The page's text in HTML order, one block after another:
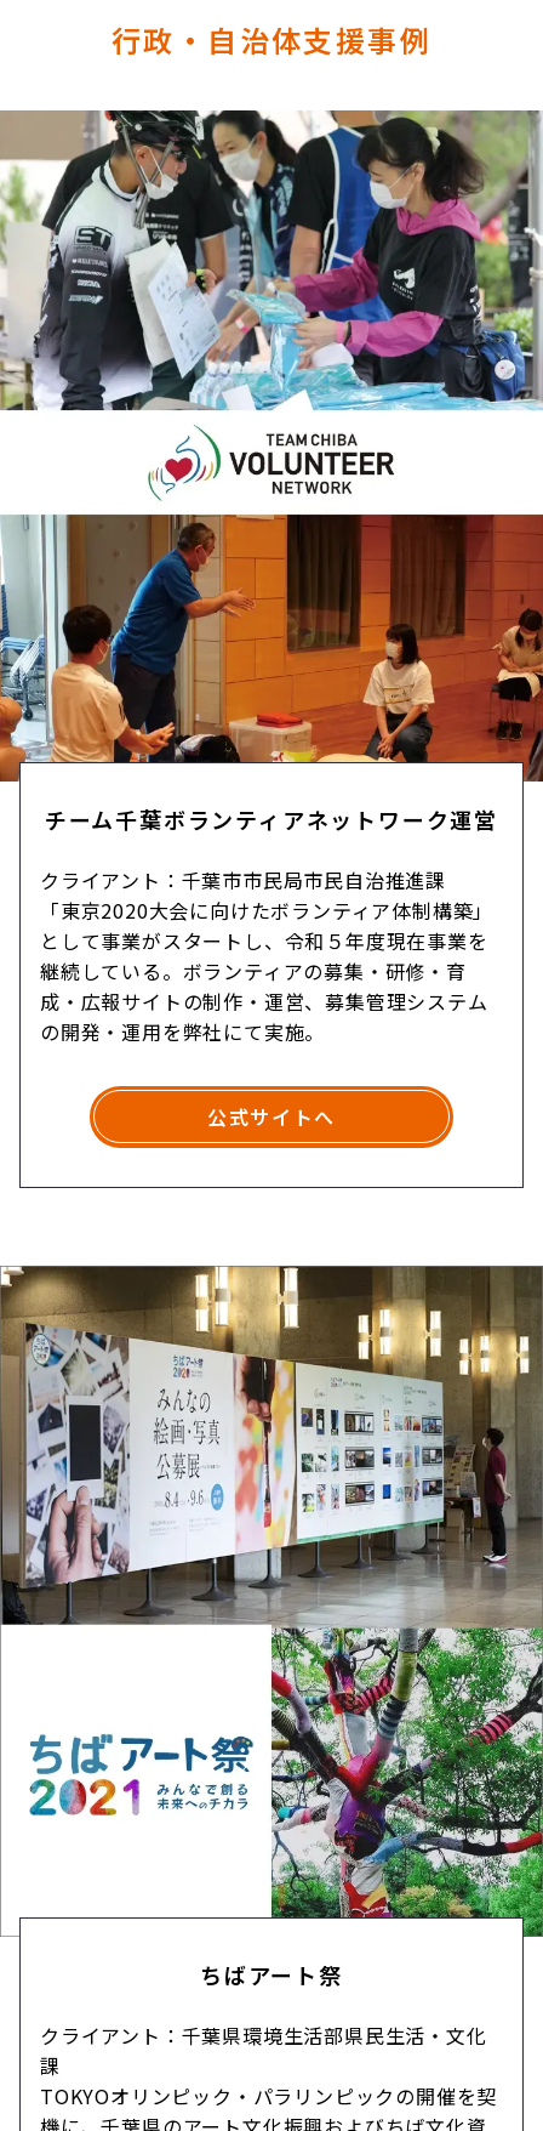
行政・自治体支援事例
チーム千葉ボランティアネットワーク運営
クライアント：千葉市市民局市民自治推進課
「東京2020大会に向けたボランティア体制構築」
として事業がスタートし、令和５年度現在事業を
継続している。ボランティアの募集・研修・育
成・広報サイトの制作・運営、募集管理システム
の開発・運用を弊社にて実施。
公式サイトへ
ちばアート祭
クライアント：千葉県環境生活部県民生活・文化
課
TOKYOオリンピック・パラリンピックの開催を契